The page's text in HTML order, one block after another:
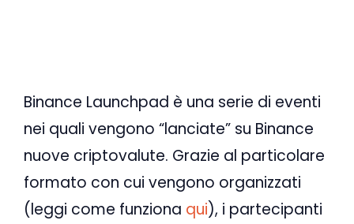
Binance Launchpad è una serie di eventi
nei quali vengono “lanciate” su Binance
nuove criptovalute. Grazie al particolare
formato con cui vengono organizzati
(leggi come funziona qui), i partecipanti